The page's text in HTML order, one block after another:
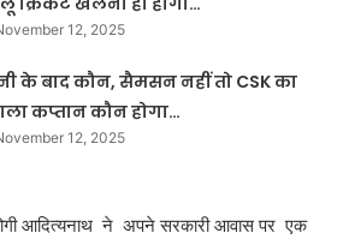
12, 2025
के बाद कौन, सैमसन नहीं तो CSK का
कप्तान कौन होगा…
12, 2025
आदित्यनाथ ने अपने सरकारी आवास पर एक